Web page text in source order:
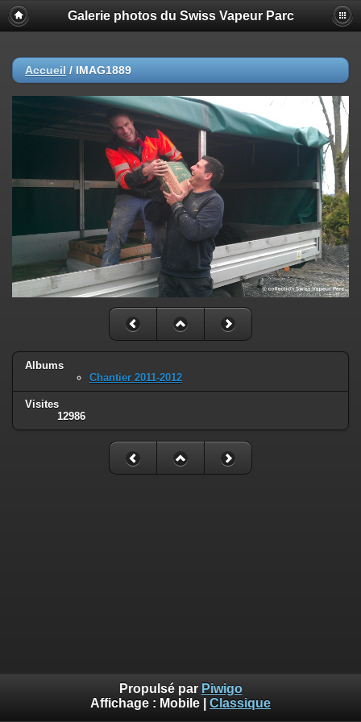
Galerie photos du Swiss Vapeur Parc
Accueil / IMAG1889
Albums
Chantier 2011-2012
Visites
12986
Propulsé par Piwigo
Affichage : Mobile Classique